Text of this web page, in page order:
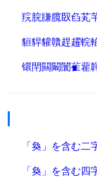
羦脘膁臗臤臽芄
貆貋貛贛趕趯輐
镮閈闗闞闤雈雚
「奐」を含む二
「奐」を含む